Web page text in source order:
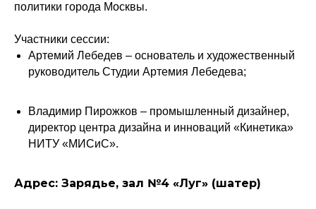
политики города Москвы.
Участники сессии:
Артемий Лебедев – основатель и художественный
руководитель Студии Артемия Лебедева;
Владимир Пирожков – промышленный дизайнер,
директор центра дизайна и инноваций «Кинетика»
НИТУ «МИСиС».
Адрес: Зарядье, зал №4 «Луг» (шатер)
ссылка на ROBOTUNION.RU — обязательна
Политика конфиденциальности
© 2015-2026 НАУРР. Все права защищены.
При использовании материалов ссылка на ROBOTUNION.RU — обязательна